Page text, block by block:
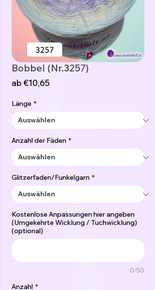
Bobbel (Nr.3257)
ab €10,65
Länge *
Anzahl der Fäden *
Glitzerfaden/Funkelgarn *
Kostenlose Anpassungen hier angeben
(Umgekehrte Wicklung / Tuchwicklung)
(optional)
0/50
Anzahl *